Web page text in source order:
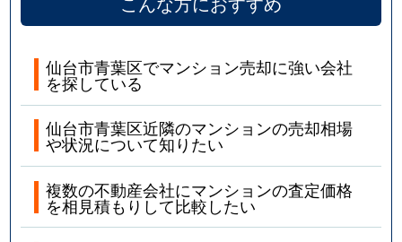
堤通雨宮町
3,700万円
北仙台
堤通雨宮町
2,800万円
北仙台
堤通雨宮町
1,400万円
北四番丁
堤町
2,100万円
仙台市青葉区でマンション売却に強い会社
を探している
仙台市青葉区近隣のマンションの売却相場
や状況について知りたい
複数の不動産会社にマンションの査定価格
を相見積もりして比較したい